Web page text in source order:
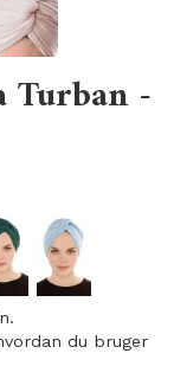
Turban -
du bruger